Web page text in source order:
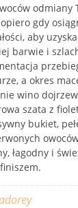
odmiany
gdy
aby
barwie i
a okres
wino
szata z
bukiet,
łagodny i